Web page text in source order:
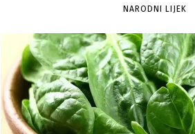
NARODNI LIJEK